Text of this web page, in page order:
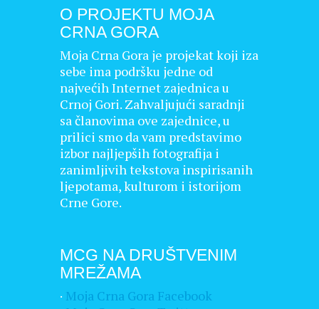
O PROJEKTU MOJA
CRNA GORA
Moja Crna Gora je projekat koji iza
sebe ima podršku jedne od
najvećih Internet zajednica u
Crnoj Gori. Zahvaljujući saradnji
sa članovima ove zajednice, u
prilici smo da vam predstavimo
izbor najljepših fotografija i
zanimljivih tekstova inspirisanih
ljepotama, kulturom i istorijom
Crne Gore.
MCG NA DRUŠTVENIM
MREŽAMA
· Moja Crna Gora Facebook